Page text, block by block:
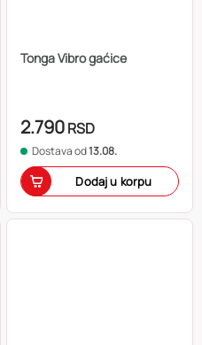
Tonga Vibro gaćice
2.790RSD
Dostava od13.08.
Dodaj u korpu